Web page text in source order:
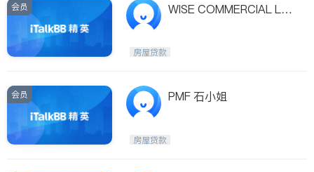
会员
WISE COMMERCIAL LE
房屋贷款
会员 PMF 石小姐
房屋贷款